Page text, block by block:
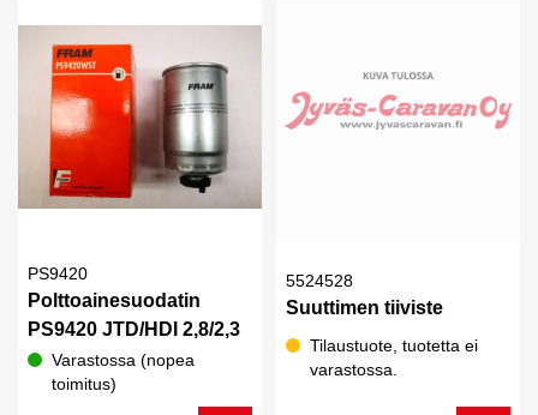
PS9420
Polttoainesuodatin
PS9420 JTD/HDI 2,8/2,3
Varastossa (nopea
toimitus)
5524528
Suuttimen tiiviste
Tilaustuote, tuotetta ei
varastossa.